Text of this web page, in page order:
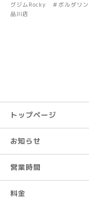
グジムRocky ＃ボルダリ
品川店
トップページ
お知らせ
営業時間
料金